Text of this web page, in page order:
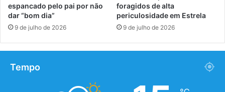
espancado pelo pai por não
dar “bom dia”
9 de julho de 2026
foragidos de alta
periculosidade em Estrela
9 de julho de 2026
Tempo